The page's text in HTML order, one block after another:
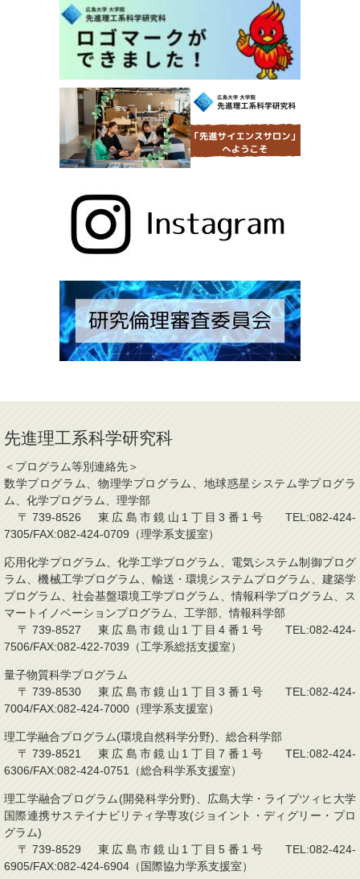
先進理工系科学研究科
＜プログラム等別連絡先＞
数学プログラム、物理学プログラム、地球惑星システム学プログラ
ム、化学プログラム、理学部
〒739-8526 東広島市鏡山1丁目3番1号 TEL:082-424-
7305/FAX:082-424-0709（理学系支援室）
応用化学プログラム、化学工学プログラム、電気システム制御プログ
ラム、機械工学プログラム、輸送・環境システムプログラム、建築学
プログラム、社会基盤環境工学プログラム、情報科学プログラム、ス
マートイノベーションプログラム、工学部、情報科学部
〒739-8527 東広島市鏡山1丁目4番1号 TEL:082-424-
7506/FAX:082-422-7039（工学系総括支援室）
量子物質科学プログラム
〒739-8530 東広島市鏡山1丁目3番1号 TEL:082-424-
7004/FAX:082-424-7000（理学系支援室）
理工学融合プログラム(環境自然科学分野)、総合科学部
〒739-8521 東広島市鏡山1丁目7番1号 TEL:082-424-
6306/FAX:082-424-0751（総合科学系支援室）
理工学融合プログラム(開発科学分野)、広島大学・ライプツィヒ大学
国際連携サステイナビリティ学専攻(ジョイント・ディグリー・プロ
グラム)
〒739-8529 東広島市鏡山1丁目5番1号 TEL:082-424-
6905/FAX:082-424-6904（国際協力学系支援室）